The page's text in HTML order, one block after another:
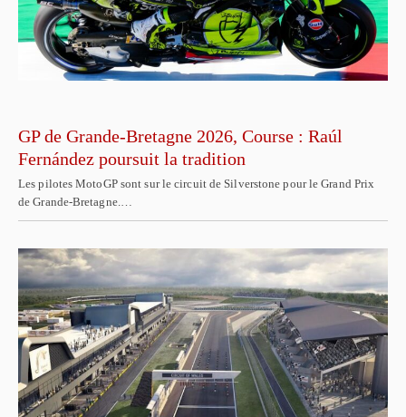
GP de Grande-Bretagne 2026, Course : Raúl
Fernández poursuit la tradition
Les pilotes MotoGP sont sur le circuit de Silverstone pour le Grand Prix
de Grande-Bretagne.…